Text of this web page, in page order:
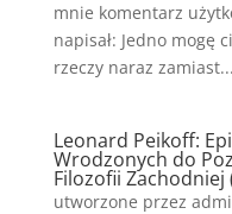
mnie komentarz
napisał: Jedno mogę
rzeczy naraz zamiast...
Leonard Peikoff:
Wrodzonych do
Filozofii Zachodniej
utworzone przez